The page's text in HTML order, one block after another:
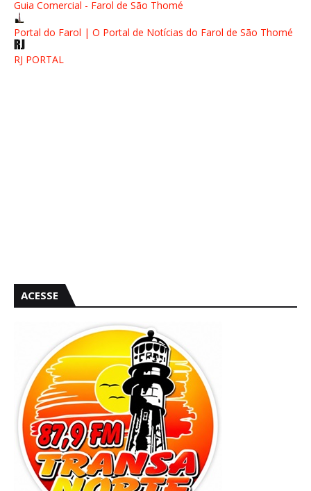
Guia Comercial - Farol de São Thomé
Portal do Farol | O Portal de Notícias do Farol de São Thomé
RJ PORTAL
ACESSE